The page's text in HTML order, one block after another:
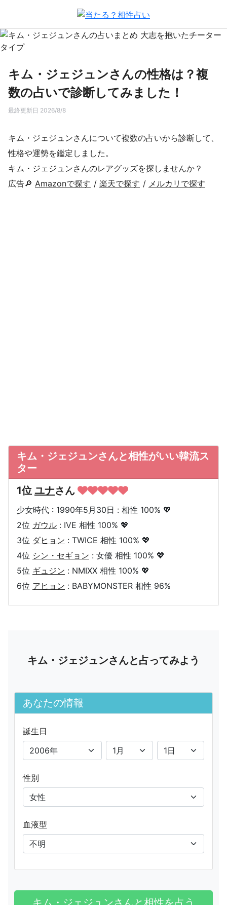
キム・ジェジュンさんの性格は？複
数の占いで診断してみました！
最終更新日 2026/8/8
キム・ジェジュンさんについて複数の占いから診断して、
性格や運勢を鑑定しました。
キム・ジェジュンさんのレアグッズを探しませんか？
広告🔎 Amazonで探す / 楽天で探す / メルカリで探す
キム・ジェジュンさんと相性がいい韓流ス
ター
1位 ユナさん
少女時代 : 1990年5月30日 : 相性 100% 💖
2位 ガウル : IVE 相性 100% 💖
3位 ダヒョン : TWICE 相性 100% 💖
4位 シン・セギョン : 女優 相性 100% 💖
5位 ギュジン : NMIXX 相性 100% 💖
6位 アヒョン : BABYMONSTER 相性 96%
キム・ジェジュンさんと占ってみよう
あなたの情報
誕生日
性別
血液型